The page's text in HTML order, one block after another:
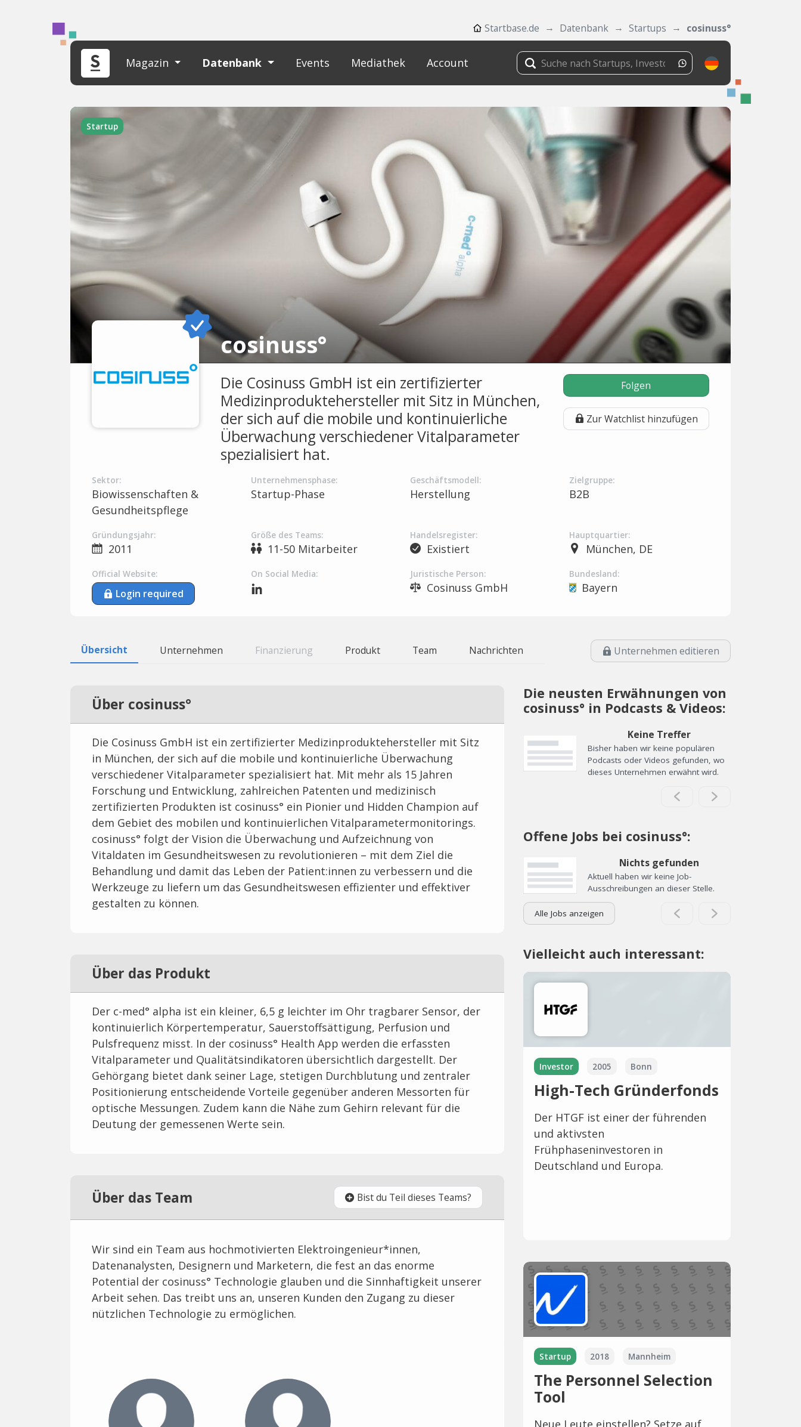
Startbase.de Datenbank Startups cosinuss°
Magazin Datenbank Events Mediathek Account
Startup
cosinuss°
Die Cosinuss GmbH ist ein zertifizierter
Medizinproduktehersteller mit Sitz in München,
der sich auf die mobile und kontinuierliche
Überwachung verschiedener Vitalparameter
spezialisiert hat.
Folgen
Zur Watchlist hinzufügen
Sektor:
Biowissenschaften &
Gesundheitspflege
Unternehmensphase:
Startup-Phase
Geschäftsmodell:
Herstellung
Zielgruppe:
B2B
Gründungsjahr:
2011
Größe des Teams:
11-50 Mitarbeiter
Handelsregister:
Existiert
Hauptquartier:
München, DE
Official Website:
Login required
On Social Media: Juristische Person:
Cosinuss GmbH
Bundesland:
Bayern
Übersicht Unternehmen Finanzierung Produkt Team Nachrichten Unternehmen editieren
Über cosinuss°
Die Cosinuss GmbH ist ein zertifizierter Medizinproduktehersteller mit Sitz
in München, der sich auf die mobile und kontinuierliche Überwachung
verschiedener Vitalparameter spezialisiert hat. Mit mehr als 15 Jahren
Forschung und Entwicklung, zahlreichen Patenten und medizinisch
zertifizierten Produkten ist cosinuss° ein Pionier und Hidden Champion auf
dem Gebiet des mobilen und kontinuierlichen Vitalparametermonitorings.
cosinuss° folgt der Vision die Überwachung und Aufzeichnung von
Vitaldaten im Gesundheitswesen zu revolutionieren – mit dem Ziel die
Behandlung und damit das Leben der Patient:innen zu verbessern und die
Werkzeuge zu liefern um das Gesundheitswesen effizienter und effektiver
gestalten zu können.
Über das Produkt
Der c-med° alpha ist ein kleiner, 6,5 g leichter im Ohr tragbarer Sensor, der
kontinuierlich Körpertemperatur, Sauerstoffsättigung, Perfusion und
Pulsfrequenz misst. In der cosinuss° Health App werden die erfassten
Vitalparameter und Qualitätsindikatoren übersichtlich dargestellt. Der
Gehörgang bietet dank seiner Lage, stetigen Durchblutung und zentraler
Positionierung entscheidende Vorteile gegenüber anderen Messorten für
optische Messungen. Zudem kann die Nähe zum Gehirn relevant für die
Deutung der gemessenen Werte sein.
Über das Team Bist du Teil dieses Teams?
Wir sind ein Team aus hochmotivierten Elektroingenieur*innen,
Datenanalysten, Designern und Marketern, die fest an das enorme
Potential der cosinuss° Technologie glauben und die Sinnhaftigkeit unserer
Arbeit sehen. Das treibt uns an, unseren Kunden den Zugang zu dieser
nützlichen Technologie zu ermöglichen.
Die neusten Erwähnungen von
cosinuss° in Podcasts & Videos:
Keine Treffer
Bisher haben wir keine populären
Podcasts oder Videos gefunden, wo
dieses Unternehmen erwähnt wird.
Offene Jobs bei cosinuss°:
Nichts gefunden
Aktuell haben wir keine Job-
Ausschreibungen an dieser Stelle.
Alle Jobs anzeigen
Vielleicht auch interessant:
Investor 2005 Bonn
High-Tech Gründerfonds
Der HTGF ist einer der führenden
und aktivsten
Frühphaseninvestoren in
Deutschland und Europa.
Startup 2018 Mannheim
The Personnel Selection
Tool
Neue Leute einstellen? Setze auf